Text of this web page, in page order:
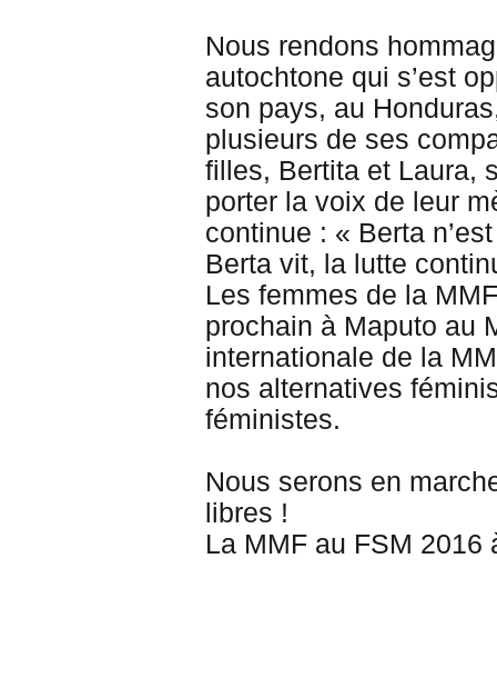
Nous rendons
autochtone qui s’est
son pays, au
plusieurs de ses
filles, Bertita et Laura,
porter la voix de leur
continue : « Berta
Berta vit, la lutte
Les femmes de la
prochain à Maputo au
internationale de la
nos alternatives
féministes.
Nous serons en
libres !
La MMF au FSM 2016